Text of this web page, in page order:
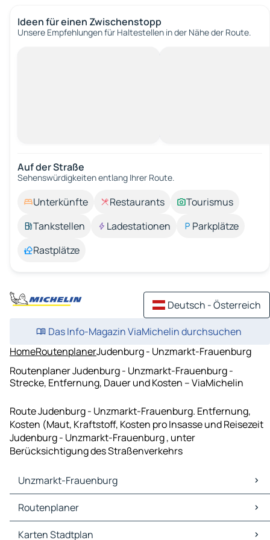
Ideen für einen Zwischenstopp
Unsere Empfehlungen für Haltestellen in der Nähe der Route.
Auf der Straße
Sehenswürdigkeiten entlang Ihrer Route.
Unterkünfte Restaurants
Tourismus
Tankstellen
Ladestationen
Parkplätze
Rastplätze
Deutsch - Österreich
Das Info-Magazin ViaMichelin durchsuchen
HomeRoutenplanerJudenburg - Unzmarkt-Frauenburg
Routenplaner Judenburg - Unzmarkt-Frauenburg -
Strecke, Entfernung, Dauer und Kosten – ViaMichelin
Route Judenburg - Unzmarkt-Frauenburg. Entfernung,
Kosten (Maut, Kraftstoff, Kosten pro Insasse und Reisezeit
Judenburg - Unzmarkt-Frauenburg , unter
Berücksichtigung des Straßenverkehrs
Unzmarkt-Frauenburg
Unzmarkt-Frauenburg Karten Stadtplan
Unzmarkt-Frauenburg Verkehr
Unzmarkt-Frauenburg Hotels
Routenplaner
Routenplaner Unzmarkt-Frauenburg - Judenburg
Karten Stadtplan